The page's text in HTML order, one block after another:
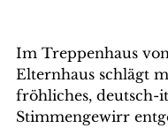
Im Treppenhaus
Elternhaus schlägt
fröhliches, deutsch-
Stimmengewirr